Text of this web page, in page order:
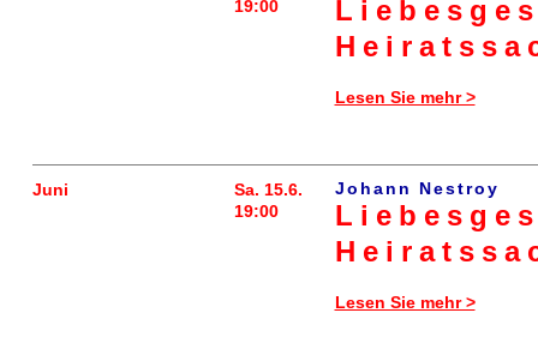
19:00
Lesen Sie mehr >
Juni
Sa. 15.6.
19:00
Johann Nestroy
Lesen Sie mehr >